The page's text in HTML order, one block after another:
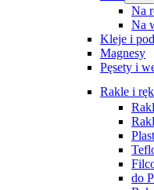
Na
Na
Kleje i
Magnesy
Pęsety i
Rakle i
do